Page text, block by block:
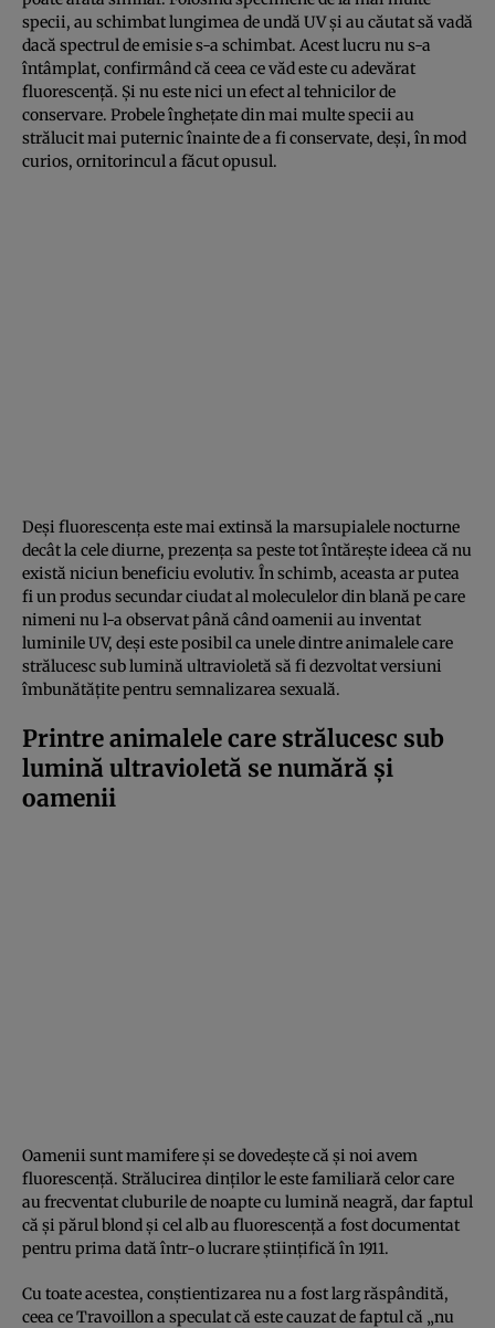
specii, au schimbat lungimea de undă UV și au căutat să vadă
dacă spectrul de emisie s-a schimbat. Acest lucru nu s-a
întâmplat, confirmând că ceea ce văd este cu adevărat
fluorescență. Și nu este nici un efect al tehnicilor de
conservare. Probele înghețate din mai multe specii au
strălucit mai puternic înainte de a fi conservate, deși, în mod
curios, ornitorincul a făcut opusul.
Deși fluorescența este mai extinsă la marsupialele nocturne
decât la cele diurne, prezența sa peste tot întărește ideea că nu
există niciun beneficiu evolutiv. În schimb, aceasta ar putea
fi un produs secundar ciudat al moleculelor din blană pe care
nimeni nu l-a observat până când oamenii au inventat
luminile UV, deși este posibil ca unele dintre animalele care
strălucesc sub lumină ultravioletă să fi dezvoltat versiuni
îmbunătățite pentru semnalizarea sexuală.
Printre animalele care strălucesc sub
lumină ultravioletă se numără și
oamenii
Oamenii sunt mamifere și se dovedește că și noi avem
fluorescență. Strălucirea dinților le este familiară celor care
au frecventat cluburile de noapte cu lumină neagră, dar faptul
că și părul blond și cel alb au fluorescență a fost documentat
pentru prima dată într-o lucrare științifică în 1911.
Cu toate acestea, conștientizarea nu a fost larg răspândită,
ceea ce Travoillon a speculat că este cauzat de faptul că „nu